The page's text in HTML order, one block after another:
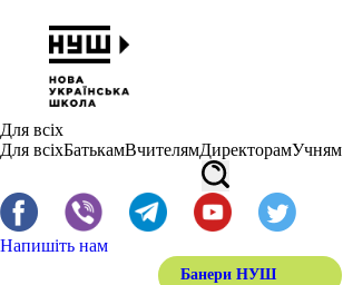
Для всіх
Для всіхБатькамВчителямДиректорамУчням
Напишіть нам
Банери НУШ